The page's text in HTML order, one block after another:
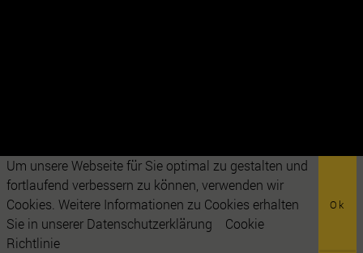
Um unsere Webseite für Sie optimal zu gestalten und
fortlaufend verbessern zu können, verwenden wir
Cookies. Weitere Informationen zu Cookies erhalten
Sie in unserer Datenschutzerklärung
Cookie
Richtlinie
Ok